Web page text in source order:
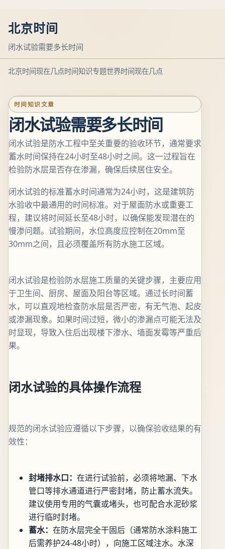
北京时间
闭水试验需要多长时间
北京时间现在几点时间知识专题世界时间现在几点
时间知识文章
闭水试验需要多长时间
闭水试验是防水工程中至关重要的验收环节，通常要求
蓄水时间保持在24小时至48小时之间。这一过程旨在
检验防水层是否存在渗漏，确保后续居住安全。
闭水试验的标准蓄水时间通常为24小时，这是建筑防
水验收中最通用的时间标准。对于屋面防水或重要工
程，建议将时间延长至48小时，以确保能发现潜在的
慢渗问题。试验期间，水位高度应控制在20mm至
30mm之间，且必须覆盖所有防水施工区域。
闭水试验是检验防水层施工质量的关键步骤，主要应用
于卫生间、厨房、屋面及阳台等区域。通过长时间蓄
水，可以直观地检查防水层是否严密，有无气泡、起皮
或渗漏现象。如果时间过短，微小的渗漏点可能无法及
时显现，导致入住后出现楼下渗水、墙面发霉等严重后
果。
闭水试验的具体操作流程
规范的闭水试验应遵循以下步骤，以确保验收结果的有
效性：
封堵排水口： 在进行试验前，必须将地漏、下水
管口等排水通道进行严密封堵，防止蓄水流失。
建议使用专用的气囊或堵头，也可配合水泥砂浆
进行临时封堵。
蓄水： 在防水层完全干固后（通常防水涂料施工
后需养护24-48小时），向施工区域注水。水深